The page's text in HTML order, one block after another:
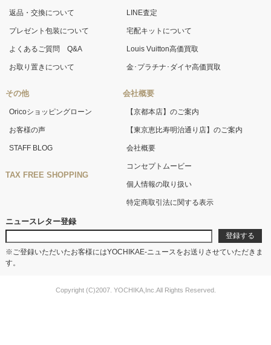
返品・交換について
プレゼント包装について
よくあるご質問 Q&A
お取り置きについて
その他
Oricoショッピングローン
お客様の声
STAFF BLOG
TAX FREE SHOPPING
LINE査定
宅配キットについて
Louis Vuitton高価買取
金･プラチナ･ダイヤ高価買取
会社概要
【京都本店】のご案内
【東京恵比寿明治通り店】のご案内
会社概要
コンセプトムービー
個人情報の取り扱い
特定商取引法に関する表示
ニュースレター登録
※ご登録いただいたお客様にはYOCHIKAE-ニュースをお送りさせていただきま
す。
Copyright (C)2007. YOCHIKA,Inc.All Rights Reserved.